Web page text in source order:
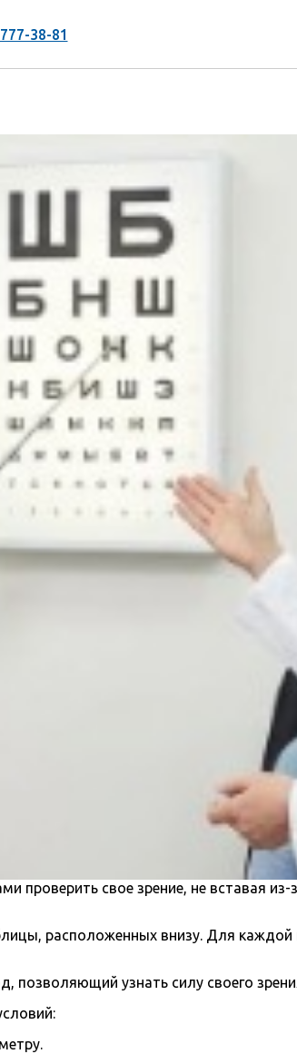
38-81
проверить свое зрение, не вставая
расположенных внизу. Для
узнать силу своего